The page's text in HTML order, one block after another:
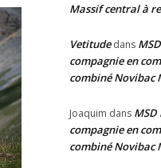
Massif central à
Vetitudedans
compagnie en
combiné Novibac
Joaquim dans
compagnie en
combiné Novibac